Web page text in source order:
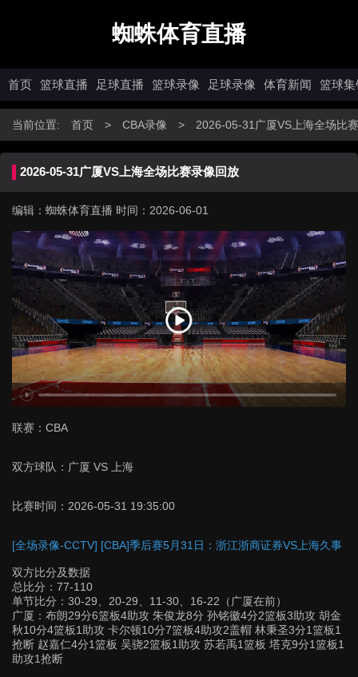
蜘蛛体育直播
首页 篮球直播 足球直播 篮球录像 足球录像 体育新闻 篮球集
当前位置: 首页 > CBA录像 > 2026-05-31广厦VS上海全场比
2026-05-31广厦VS上海全场比赛录像回放
编辑：蜘蛛体育直播 时间：2026-06-01
联赛： CBA
双方球队： 广厦 VS 上海
比赛时间： 2026-05-31 19:35:00
[全场录像-CCTV] [CBA]季后赛5月31日：浙江浙商证券VS上海久事
双方比分及数据
总比分：77-110
单节比分：30-29、20-29、11-30、16-22（广厦在前）
广厦：布朗29分6篮板4助攻 朱俊龙8分 孙铭徽4分2篮板3助攻 胡金
秋10分4篮板1助攻 卡尔顿10分7篮板4助攻2盖帽 林秉圣3分1篮板1
抢断 赵嘉仁4分1篮板 吴骁2篮板1助攻 苏若禹1篮板 塔克9分1篮板1
助攻1抢断